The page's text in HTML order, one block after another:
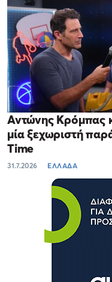
Αντώνης Κρόμπας
μία ξεχωριστή
Time
31.7.2026 ΕΛΛΑΔΑ